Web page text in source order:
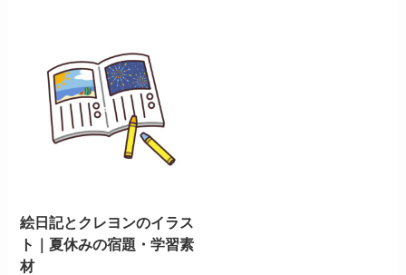
絵日記とクレヨンのイラス
ト｜夏休みの宿題・学習素
材